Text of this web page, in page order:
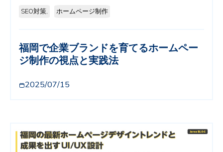
SEO対策, ホームページ制作
福岡で企業ブランドを育てるホームペー
ジ制作の視点と実践法
2025/07/15